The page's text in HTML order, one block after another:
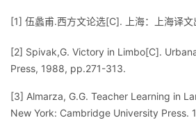
的
课
我
的
我
技
术
持
的
云
建
[1] 伍蠡甫.西方文论选[C]. 上海：上海译
[2] Spivak,G. Victory in Limbo[C].
Press, 1988, pp.271-313.
[3] Almarza, G.G. Teacher Learning in
New York: Cambridge University Press.